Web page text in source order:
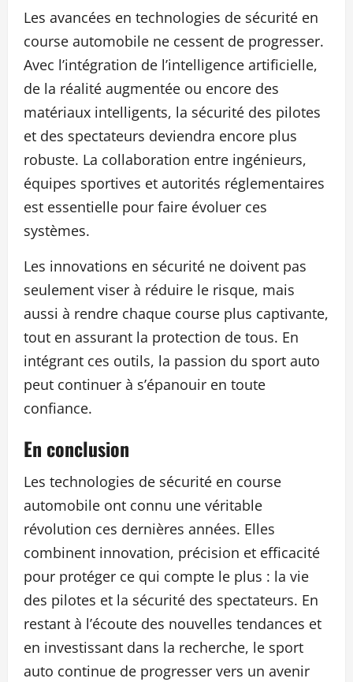
Les avancées en technologies de sécurité en
course automobile ne cessent de progresser.
Avec l’intégration de l’intelligence artificielle,
de la réalité augmentée ou encore des
matériaux intelligents, la sécurité des pilotes
et des spectateurs deviendra encore plus
robuste. La collaboration entre ingénieurs,
équipes sportives et autorités réglementaires
est essentielle pour faire évoluer ces
systèmes.
Les innovations en sécurité ne doivent pas
seulement viser à réduire le risque, mais
aussi à rendre chaque course plus captivante,
tout en assurant la protection de tous. En
intégrant ces outils, la passion du sport auto
peut continuer à s’épanouir en toute
confiance.
En conclusion
Les technologies de sécurité en course
automobile ont connu une véritable
révolution ces dernières années. Elles
combinent innovation, précision et efficacité
pour protéger ce qui compte le plus : la vie
des pilotes et la sécurité des spectateurs. En
restant à l’écoute des nouvelles tendances et
en investissant dans la recherche, le sport
auto continue de progresser vers un avenir